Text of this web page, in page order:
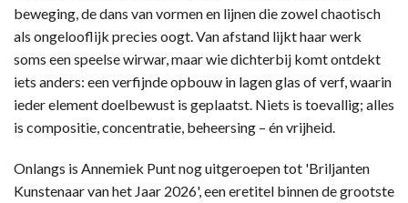
beweging, de dans van vormen en lijnen die zowel chaotisch
als ongelooflijk precies oogt. Van afstand lijkt haar werk
soms een speelse wirwar, maar wie dichterbij komt ontdekt
iets anders: een verfijnde opbouw in lagen glas of verf, waarin
ieder element doelbewust is geplaatst. Niets is toevallig; alles
is compositie, concentratie, beheersing – én vrijheid.
Onlangs is Annemiek Punt nog uitgeroepen tot 'Briljanten
Kunstenaar van het Jaar 2026', een eretitel binnen de grootste